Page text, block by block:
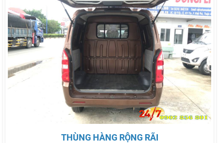
THÙNG HÀNG RỘNG RÃI